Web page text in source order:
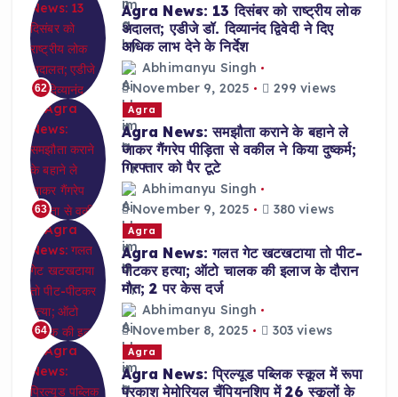
62
Agra News: 13 दिसंबर को राष्ट्रीय लोक
अदालत; एडीजे डॉ. दिव्यानंद द्विवेदी ने दिए
अधिक लाभ देने के निर्देश
Abhimanyu Singh
November 9, 2025
299 views
63
Agra
Agra News: समझौता कराने के बहाने ले
जाकर गैंगरेप पीड़िता से वकील ने किया दुष्कर्म;
गिरफ्तार को पैर टूटे
Abhimanyu Singh
November 9, 2025
380 views
64
Agra
Agra News: गलत गेट खटखटाया तो पीट-
पीटकर हत्या; ऑटो चालक की इलाज के दौरान
मौत; 2 पर केस दर्ज
Abhimanyu Singh
November 8, 2025
303 views
Agra
Agra News: प्रिल्यूड पब्लिक स्कूल में रूपा
प्रकाश मेमोरियल चैंपियनशिप में 26 स्कूलों के